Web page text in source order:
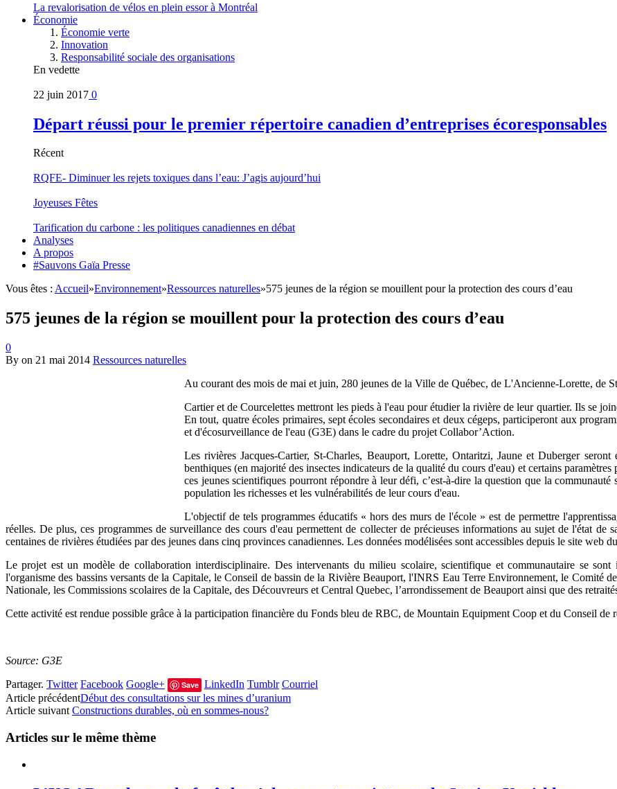
La revalorisation de vélos en plein essor à Montréal
Économie
Économie verte
Innovation
Responsabilité sociale des organisations
En vedette
22 juin 2017 0
Départ réussi pour le premier répertoire canadien d’entreprises écoresponsables
Récent
RQFE- Diminuer les rejets toxiques dans l’eau: J’agis aujourd’hui
Joyeuses Fêtes
Tarification du carbone : les politiques canadiennes en débat
Analyses
A propos
#Sauvons Gaïa Presse
Vous êtes : Accueil»Environnement»Ressources naturelles»575 jeunes de la région se mouillent pour la protection des cours d’eau
575 jeunes de la région se mouillent pour la protection des cours d’eau
0
By on 21 mai 2014 Ressources naturelles
Au courant des mois de mai et juin, 280 jeunes de la Ville de Québec, de L'Ancienne-Lorette, de
Cartier et de Courcelettes mettront les pieds à l'eau pour étudier la rivière de leur quartier. Ils se
En tout, quatre écoles primaires, sept écoles secondaires et deux cégeps, participeront aux
et d'écosurveillance de l'eau (G3E) dans le cadre du projet Collabor’Action.
Les rivières Jacques-Cartier, St-Charles, Beauport, Lorette, Ontaritzi, Jaune et Duberger
benthiques (en majorité des insectes indicateurs de la qualité du cours d'eau) et certains
ces jeunes scientifiques pourront répondre à leur défi, c’est-à-dire la question que la
population les richesses et les vulnérabilités de leur cours d'eau.
L'objectif de tels programmes éducatifs « hors des murs de l'école » est de permettre
réelles. De plus, ces programmes de surveillance des cours d'eau permettent de collecter de précieuses informations au sujet de l'état de
centaines de rivières étudiées par des jeunes dans cinq provinces canadiennes. Les données modélisées sont accessibles depuis le site web
Le projet est un modèle de collaboration interdisciplinaire. Des intervenants du milieu scolaire, scientifique et communautaire se
l'organisme des bassins versants de la Capitale, le Conseil de bassin de la Rivière Beauport, l'INRS Eau Terre Environnement, le Comité
Nationale, les Commissions scolaires de la Capitale, des Découvreurs et Central Quebec, l’arrondissement de Beauport ainsi que des
Cette activité est rendue possible grâce à la participation financière du Fonds bleu de RBC, de Mountain Equipment Coop et du Conseil de
Source: G3E
Partager. Twitter Facebook Google+ Save LinkedIn Tumblr Courriel
Article précédentDébut des consultations sur les mines d’uranium
Article suivant Constructions durables, où en sommes-nous?
Articles sur le même thème